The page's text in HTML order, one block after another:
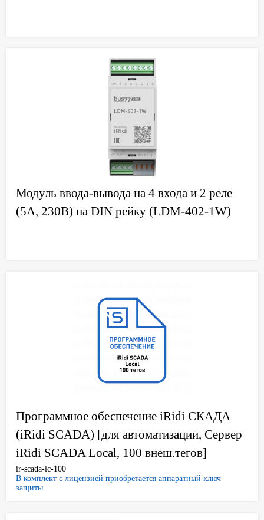
Модуль ввода-вывода на 4 входа и 2 реле
(5А, 230В) на DIN рейку (LDM-402-1W)
Программное обеспечение iRidi СКАДА
(iRidi SCADA) [для автоматизации, Сервер
iRidi SCADA Local, 100 внеш.тегов]
ir-scada-lc-100
В комплект с лицензией приобретается аппаратный ключ
защиты